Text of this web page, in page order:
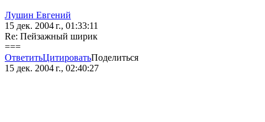
Лушин Евгений
15 дек. 2004 г., 01:33:11
Re: Пейзажный ширик
===
ОтветитьЦитироватьПоделиться
15 дек. 2004 г., 02:40:27